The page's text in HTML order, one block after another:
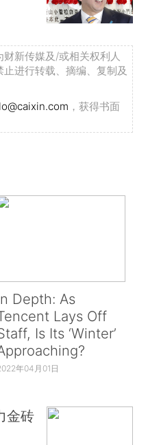
新传媒及/或相关权利人
进行转载、摘编、复制及
，获得书面
Depth: As
Lays Off
Is Its ‘Winter’
年04月01日
金砖